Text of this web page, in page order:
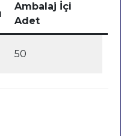
Ambalaj İçi
Adet
50